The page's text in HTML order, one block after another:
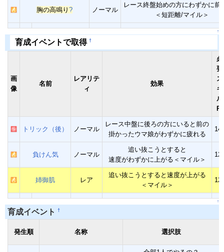
胸の高鳴り ? ノーマル
レース終盤始めの方にわずかに前
＜短距離/マイル＞
↑
育成イベントで取得 †
画
像
名前
レアリテ
ィ
効果
必
要
ス
キ
ル
Pt
トリック（後） ノーマル
レース中盤に後ろの方にいると前の
掛かったウマ娘がわずかに疲れる
負けん気 ノーマル
追い抜こうとすると
速度がわずかに上がる＜マイル＞
姉御肌 レア
追い抜こうとすると速度が上がる
＜マイル＞
↑
育成イベント †
発生順 名称 選択肢